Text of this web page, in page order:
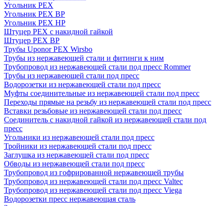
Угольник PEX
Угольник PEX ВР
Угольник PEX НР
Штуцер PEX c накидной гайкой
Штуцер PEX ВР
Трубы Uponor PEX Wirsbo
Трубы из нержавеющей стали и фитинги к ним
Трубопровод из нержавеющей стали под пресс Rommer
Трубы из нержавеющей стали под пресс
Водорозетки из нержавеющей стали под пресс
Муфты соединительные из нержавеющей стали под пресс
Переходы прямые на резьбу из нержавеющей стали под пресс
Вставки резьбовые из нержавеющей стали под пресс
Соединитель с накидной гайкой из нержавеющей стали под
пресс
Угольники из нержавеющей стали под пресс
Тройники из нержавеющей стали под пресс
Заглушка из нержавеющей стали под пресс
Обводы из нержавеющей стали под пресс
Трубопровод из гофрированной нержавеющей трубы
Трубопровод из нержавеющей стали под пресс Valtec
Трубопровод из нержавеющей стали под пресс Viega
Водорозетки пресс нержавеющая сталь